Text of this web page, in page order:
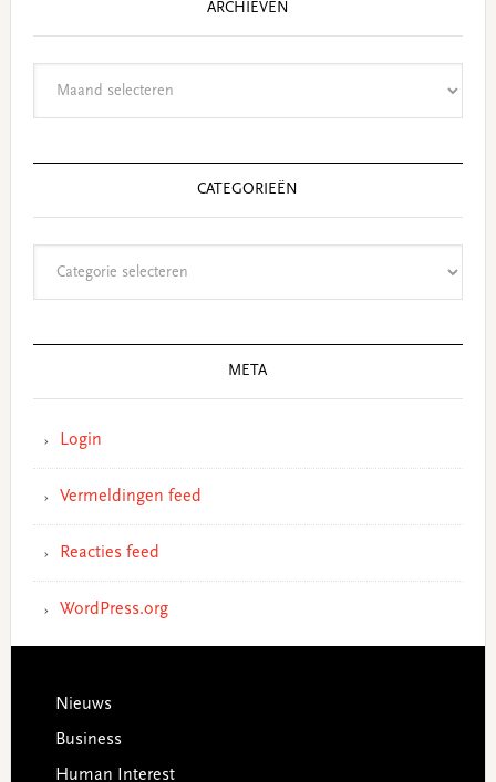
ARCHIEVEN
CATEGORIEËN
META
Login
Vermeldingen feed
Reacties feed
WordPress.org
Footer
Nieuws
Business
Human Interest